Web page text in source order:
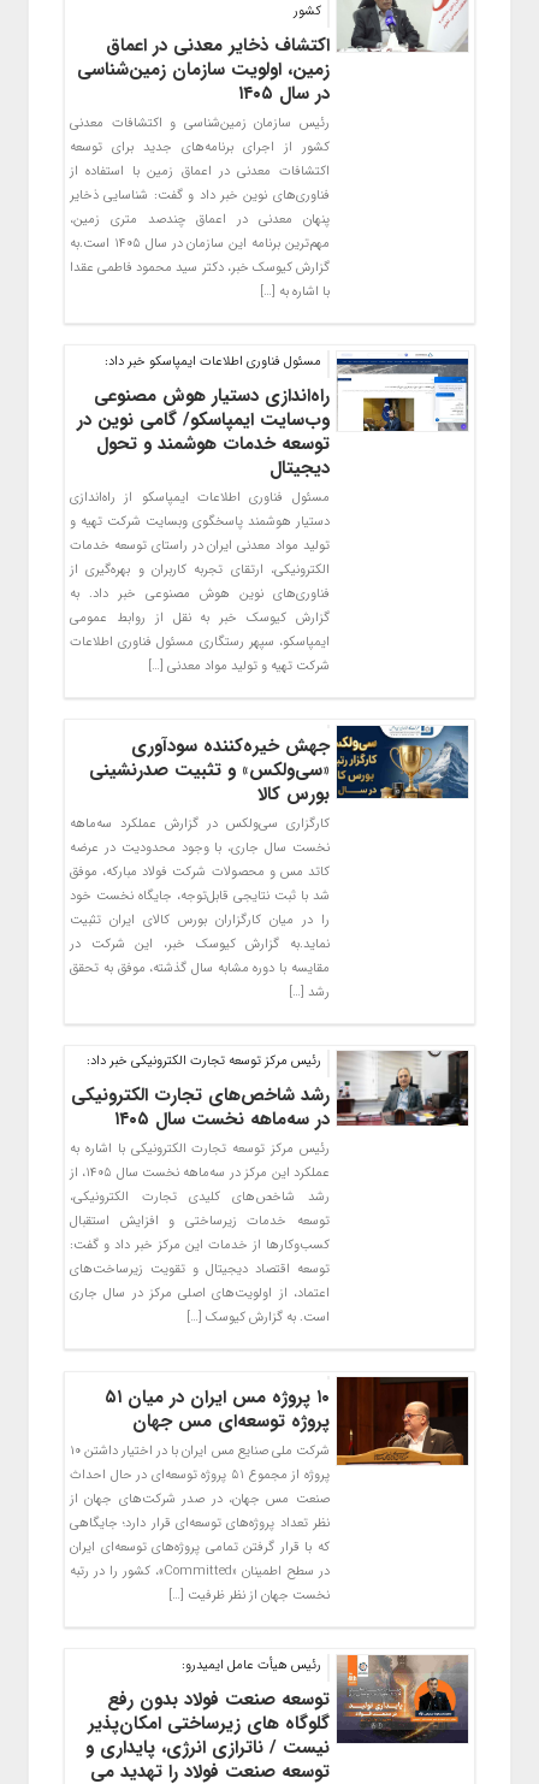
کشور
اکتشاف ذخایر معدنی در اعماق
زمین، اولویت سازمان زمین‌شناسی
در سال ۱۴۰۵
رئیس سازمان زمین‌شناسی و اکتشافات معدنی
کشور از اجرای برنامه‌های جدید برای توسعه
اکتشافات معدنی در اعماق زمین با استفاده از
فناوری‌های نوین خبر داد و گفت: شناسایی ذخایر
پنهان معدنی در اعماق چندصد متری زمین،
مهم‌ترین برنامه این سازمان در سال ۱۴۰۵ است.به
گزارش کیوسک خبر، دکتر سید محمود فاطمی عقدا
با اشاره به […]
مسئول فناوری اطلاعات ایمپاسکو خبر داد:
راه‌اندازی دستیار هوش مصنوعی
وب‌سایت ایمپاسکو/ گامی نوین در
توسعه خدمات هوشمند و تحول
دیجیتال
مسئول فناوری اطلاعات ایمپاسکو از راه‌اندازی
دستیار هوشمند پاسخگوی وبسایت شرکت تهیه و
تولید مواد معدنی ایران در راستای توسعه خدمات
الکترونیکی، ارتقای تجربه کاربران و بهره‌گیری از
فناوری‌های نوین هوش مصنوعی خبر داد. به
گزارش کیوسک خبر به نقل از روابط عمومی
ایمپاسکو، سپهر رستگاری مسئول فناوری اطلاعات
شرکت تهیه و تولید مواد معدنی […]
جهش خیره‌کننده سودآوری
«سی‌ولکس» و تثبیت صدرنشینی
بورس کالا
کارگزاری سی‌ولکس در گزارش عملکرد سه‌ماهه
نخست سال جاری، با وجود محدودیت در عرضه
کاتد مس و محصولات شرکت فولاد مبارکه، موفق
شد با ثبت نتایجی قابل‌توجه، جایگاه نخست خود
را در میان کارگزاران بورس کالای ایران تثبیت
نماید.به گزارش کیوسک خبر، این شرکت در
مقایسه با دوره مشابه سال گذشته، موفق به تحقق
رشد […]
رئیس مرکز توسعه تجارت الکترونیکی خبر داد:
رشد شاخص‌های تجارت الکترونیکی
در سه‌ماهه نخست سال ۱۴۰۵
رئیس مرکز توسعه تجارت الکترونیکی با اشاره به
عملکرد این مرکز در سه‌ماهه نخست سال ۱۴۰۵، از
رشد شاخص‌های کلیدی تجارت الکترونیکی،
توسعه خدمات زیرساختی و افزایش استقبال
کسب‌وکارها از خدمات این مرکز خبر داد و گفت:
توسعه اقتصاد دیجیتال و تقویت زیرساخت‌های
اعتماد، از اولویت‌های اصلی مرکز در سال جاری
است. به گزارش کیوسک […]
۱۰ پروژه مس ایران در میان ۵۱
پروژه توسعه‌ای مس جهان
شرکت ملی صنایع مس ایران با در اختیار داشتن ۱۰
پروژه از مجموع ۵۱ پروژه توسعه‌ای در حال احداث
صنعت مس جهان، در صدر شرکت‌های جهان از
نظر تعداد پروژه‌های توسعه‌ای قرار دارد؛ جایگاهی
که با قرار گرفتن تمامی پروژه‌های توسعه‌ای ایران
در سطح اطمینان «Committed»، کشور را در رتبه
نخست جهان از نظر ظرفیت […]
رئیس هیأت عامل ایمیدرو:
توسعه صنعت فولاد بدون رفع
گلوگاه‌ های زیرساختی امکان‌پذیر
نیست / ناترازی انرژی، پایداری و
توسعه صنعت فولاد را تهدید می